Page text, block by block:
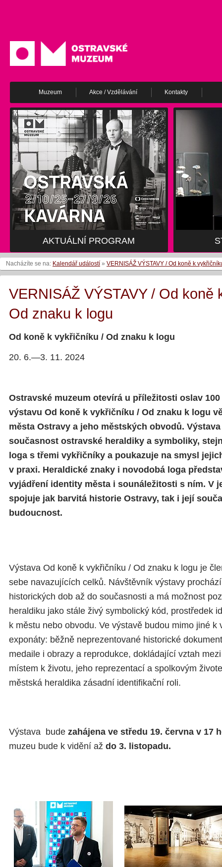
Muzeum Akce / Vzdělávání Kontakty
AKTUÁLNÍ PROGRAM
Nacházíte se na: Kalendář událostí » VERNISÁŽ VÝSTAVY / Od koně k
VERNISÁŽ VÝSTAVY / Od koně
Od znaku k logu
Od koně k vykřičníku / Od znaku k logu
20. 6.—3. 11. 2024
Ostravské muzeum otevírá u příležitosti oslav
výstavu Od koně k vykřičníku / Od znaku k logu
města Ostravy a jeho městských obvodů.
současnost ostravské heraldiky a symboliky,
loga s třemi vykřičníky a poukazuje na smysl
v praxi. Heraldické znaky i novodobá loga
vyjádření identity města i sounáležitosti s ním. V
spojuje jak barvitá historie Ostravy, tak i její
budoucnost.
Výstava Od koně k vykřičníku / Od znaku k logu je
sebe navazujících celků. Návštěvník výstavy
historických dob až do současnosti a má možnost
heraldiku jako stále živý symbolický kód, prostředek
k městu nebo obvodu. Ve výstavě budou mimo jiné k
exponáty: běžně neprezentované historické
medaile i obrazy a reprodukce, dokládající vztah
místem k životu, jeho reprezentací a spolkovým
městská heraldika zásadní identifikační roli.
Výstava bude zahájena ve středu 19. června v 17
muzeu bude k vidění až do 3. listopadu.